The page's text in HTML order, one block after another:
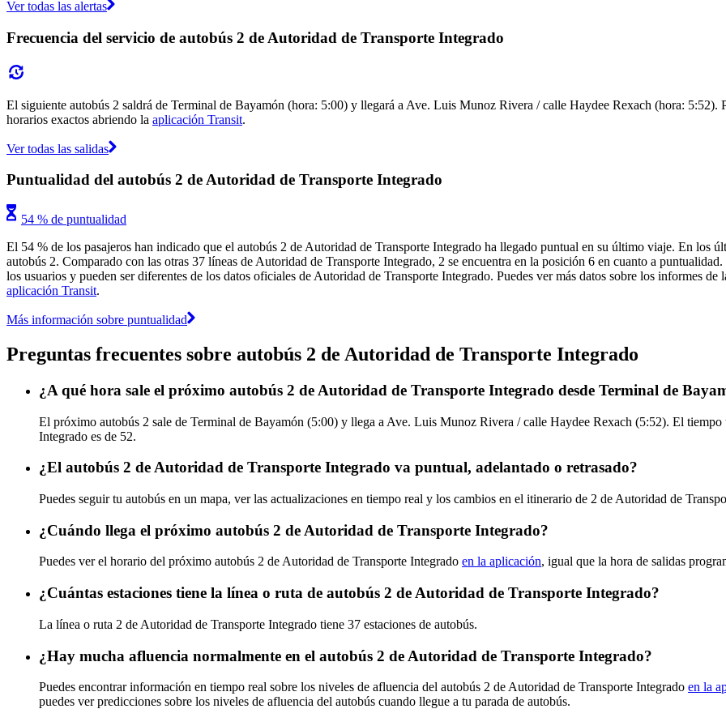
Ver todas las alertas
Frecuencia del servicio de autobús 2 de Autoridad de Transporte Integrado
El siguiente autobús 2 saldrá de Terminal de Bayamón (hora: 5:00) y llegará a Ave. Luis Munoz Rivera / calle Haydee Rexach (hora: 5:52).
horarios exactos abriendo la aplicación Transit.
Ver todas las salidas
Puntualidad del autobús 2 de Autoridad de Transporte Integrado
54 % de puntualidad
El 54 % de los pasajeros han indicado que el autobús 2 de Autoridad de Transporte Integrado ha llegado puntual en su último viaje. En los
autobús 2. Comparado con las otras 37 líneas de Autoridad de Transporte Integrado, 2 se encuentra en la posición 6 en cuanto a
los usuarios y pueden ser diferentes de los datos oficiales de Autoridad de Transporte Integrado. Puedes ver más datos sobre los informes
aplicación Transit.
Más información sobre puntualidad
Preguntas frecuentes sobre autobús 2 de Autoridad de Transporte Integrado
¿A qué hora sale el próximo autobús 2 de Autoridad de Transporte Integrado desde Terminal de
El próximo autobús 2 sale de Terminal de Bayamón (5:00) y llega a Ave. Luis Munoz Rivera / calle Haydee Rexach (5:52). El
Integrado es de 52.
¿El autobús 2 de Autoridad de Transporte Integrado va puntual, adelantado o retrasado?
Puedes seguir tu autobús en un mapa, ver las actualizaciones en tiempo real y los cambios en el itinerario de 2 de Autoridad de
¿Cuándo llega el próximo autobús 2 de Autoridad de Transporte Integrado?
Puedes ver el horario del próximo autobús 2 de Autoridad de Transporte Integrado en la aplicación, igual que la hora de salidas
¿Cuántas estaciones tiene la línea o ruta de autobús 2 de Autoridad de Transporte Integrado?
La línea o ruta 2 de Autoridad de Transporte Integrado tiene 37 estaciones de autobús.
¿Hay mucha afluencia normalmente en el autobús 2 de Autoridad de Transporte Integrado?
Puedes encontrar información en tiempo real sobre los niveles de afluencia del autobús 2 de Autoridad de Transporte Integrado en la
puedes ver predicciones sobre los niveles de afluencia del autobús cuando llegue a tu parada de autobús.